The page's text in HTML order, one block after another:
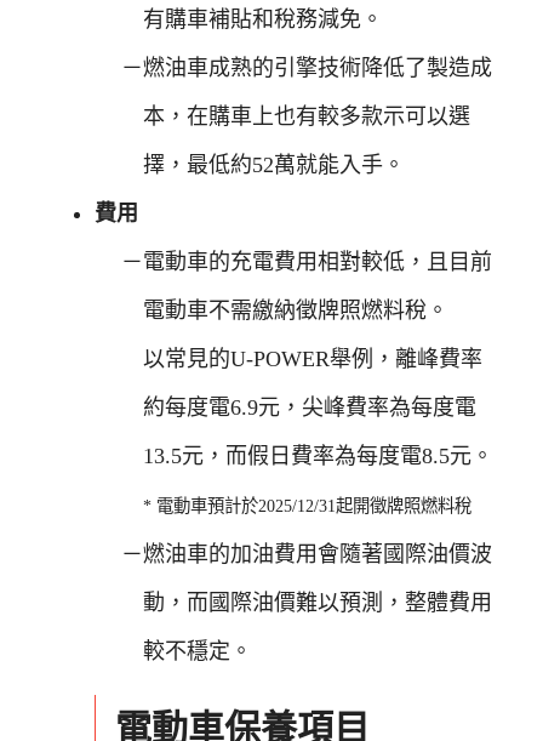
有購車補貼和稅務減免。
燃油車成熟的引擎技術降低了製造成
本，在購車上也有較多款示可以選
擇，最低約52萬就能入手。
費用
電動車的充電費用相對較低，且目前
電動車不需繳納徵牌照燃料稅。
以常見的U-POWER舉例，離峰費率
約每度電6.9元，尖峰費率為每度電
13.5元，而假日費率為每度電8.5元。
* 電動車預計於2025/12/31起開徵牌照燃料稅
燃油車的加油費用會隨著國際油價波
動，而國際油價難以預測，整體費用
較不穩定。
電動車保養項目